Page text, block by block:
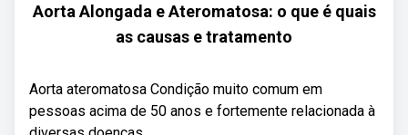
Aorta Alongada e Ateromatosa: o que é quais
as causas e tratamento
Aorta ateromatosa Condição muito comum em
pessoas acima de 50 anos e fortemente relacionada à